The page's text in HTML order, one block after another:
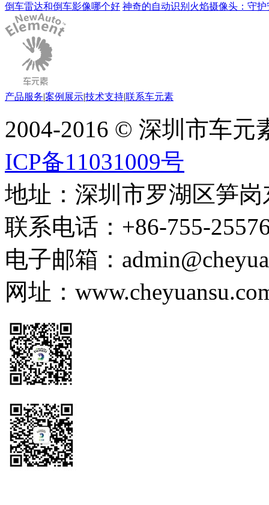
倒车雷达和倒车影像哪个好 神奇的自动识别火焰摄像头：守
产品服务|案例展示|技术支持|联系车元素
2004-2016 © 深圳市车
ICP备11031009号
地址：深圳市罗湖区笋
联系电话：+86-755-
电子邮箱：
网址：